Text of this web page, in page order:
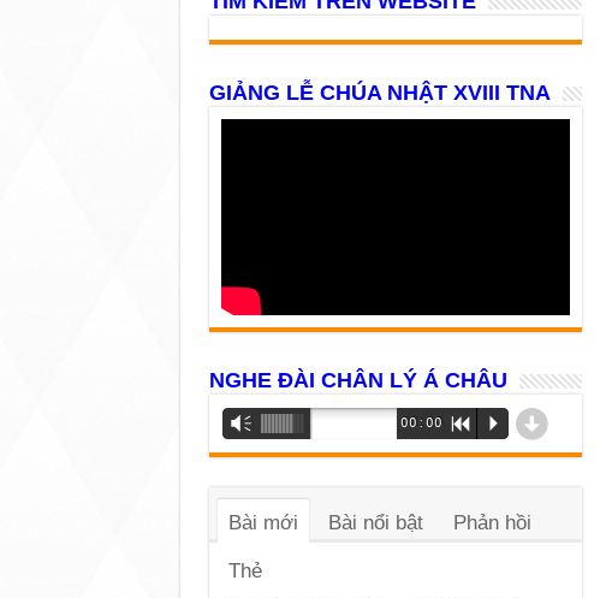
GIẢNG LỄ CHÚA NHẬT XVIII TNA
NGHE ĐÀI CHÂN LÝ Á CHÂU
Trình
phát
âm
Vm 00:00 R P d
Bài mới Bài nổi bật Phản hồi
Thẻ